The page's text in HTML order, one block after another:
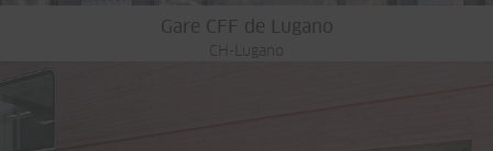
Gare CFF de Lugano
CH-Lugano